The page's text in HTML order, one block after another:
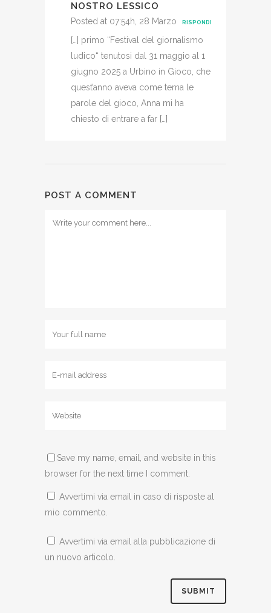
NOSTRO LESSICO
Posted at 07:54h, 28 Marzo RISPONDI
[…] primo “Festival del giornalismo
ludico“ tenutosi dal 31 maggio al 1
giugno 2025 a Urbino in Gioco, che
quest’anno aveva come tema le
parole del gioco, Anna mi ha
chiesto di entrare a far […]
POST A COMMENT
Save my name, email, and website in this
browser for the next time I comment.
Avvertimi via email in caso di risposte al
mio commento.
Avvertimi via email alla pubblicazione di
un nuovo articolo.